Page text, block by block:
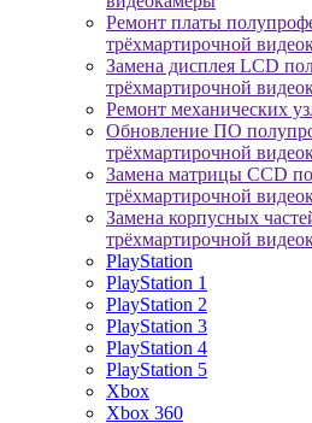
Ремонт платы
трёхмартирочной
Замена дисплея LCD
трёхмартирочной
Ремонт механических
Обновление ПО
трёхмартирочной
Замена матрицы CCD
трёхмартирочной
Замена корпусных
трёхмартирочной
PlayStation
PlayStation 1
PlayStation 2
PlayStation 3
PlayStation 4
PlayStation 5
Xbox
Xbox 360